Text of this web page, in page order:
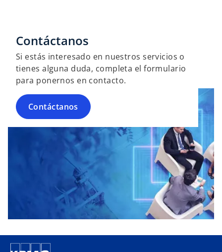
Contáctanos
Si estás interesado en nuestros servicios o
tienes alguna duda, completa el formulario
para ponernos en contacto.
Contáctanos